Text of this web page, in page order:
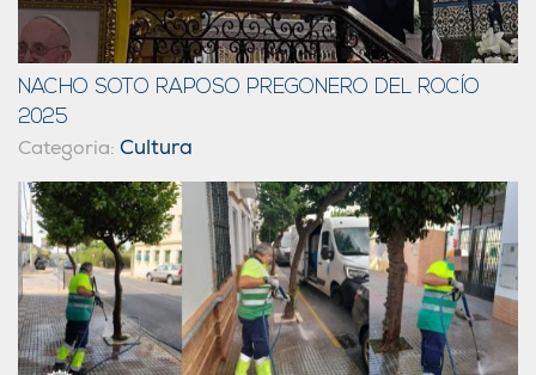
NACHO SOTO RAPOSO PREGONERO DEL ROCÍO
2025
Categoria: Cultura